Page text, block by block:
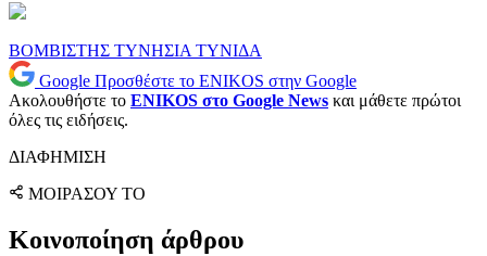
ΒΟΜΒΙΣΤΗΣ ΤΥΝΗΣΙΑ ΤΥΝΙΔΑ
Google Προσθέστε το ENIKOS στην Google
Ακολουθήστε το ENIKOS στο Google News και μάθετε πρώτοι
όλες τις ειδήσεις.
ΔΙΑΦΗΜΙΣΗ
ΜΟΙΡΑΣΟΥ ΤΟ
Κοινοποίηση άρθρου